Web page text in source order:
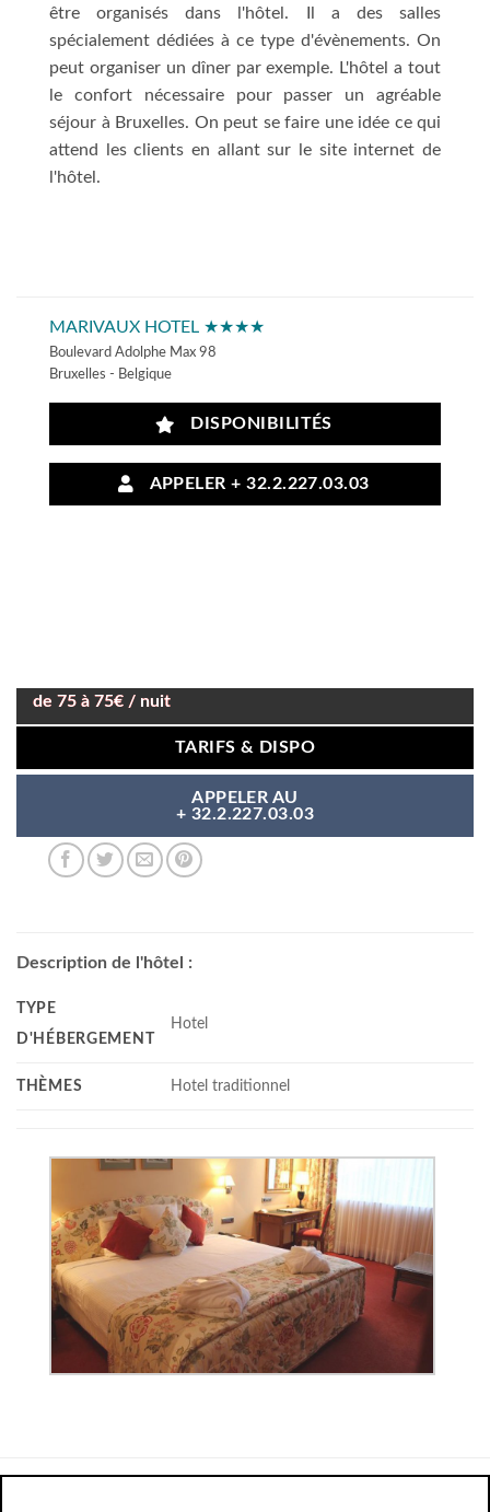
être organisés dans l'hôtel. Il a des salles
spécialement dédiées à ce type d'évènements. On
peut organiser un dîner par exemple. L'hôtel a tout
le confort nécessaire pour passer un agréable
séjour à Bruxelles. On peut se faire une idée ce qui
attend les clients en allant sur le site internet de
l'hôtel.
MARIVAUX HOTEL ★★★★
Boulevard Adolphe Max 98
Bruxelles - Belgique
DISPONIBILITÉS
APPELER + 32.2.227.03.03
de 75 à 75€ / nuit
TARIFS & DISPO
APPELER AU
+ 32.2.227.03.03
Description de l'hôtel :
TYPE
D'HÉBERGEMENT
Hotel
THÈMES Hotel traditionnel